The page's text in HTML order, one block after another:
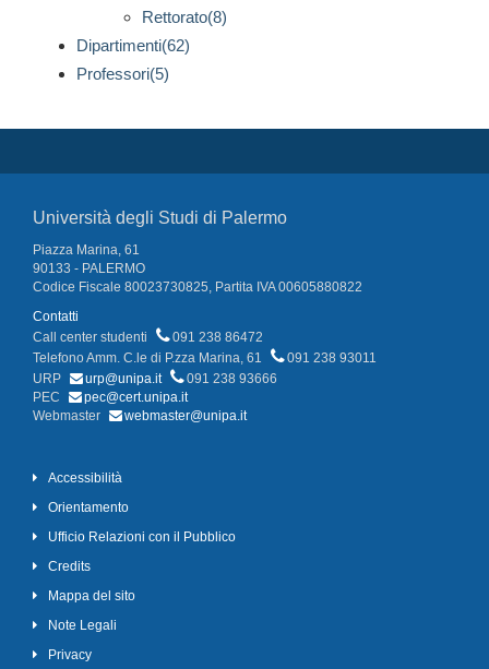
Rettorato(8)
Dipartimenti(62)
Professori(5)
Università degli Studi di Palermo
Piazza Marina, 61
90133 - PALERMO
Codice Fiscale 80023730825, Partita IVA 00605880822
Contatti
Call center studenti
091 238 86472
Telefono Amm. C.le di P.zza Marina, 61
091 238 93011
URP
urp@unipa.it
091 238 93666
PEC
pec@cert.unipa.it
Webmaster
webmaster@unipa.it
Accessibilità
Orientamento
Ufficio Relazioni con il Pubblico
Credits
Mappa del sito
Note Legali
Privacy